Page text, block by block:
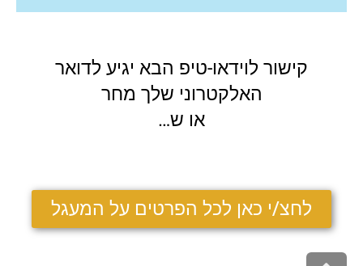
קישור לוידאו-טיפ הבא יגיע לדואר
האלקטרוני שלך מחר
או ש…
לחצ/י כאן לכל הפרטים על המעגל